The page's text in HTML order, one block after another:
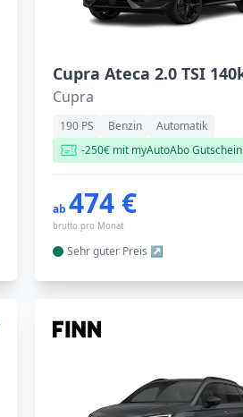
Cupra
190 PS Benzin
Automatik
-250€ mit myAutoAbo Gutschein
ab474 €
brutto pro Monat
Sehr guter Preis